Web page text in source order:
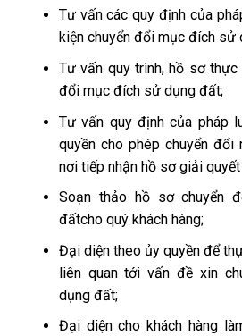
Tư vấn các quy định của
kiện chuyển đổi mục đích sử
Tư vấn quy trình, hồ sơ
đổi mục đích sử dụng đất;
Tư vấn quy định của pháp
quyền cho phép chuyển
nơi tiếp nhận hồ sơ giải
Soạn thảo hồ sơ chuyển
đấtcho quý khách hàng;
Đại diện theo ủy quyền để
liên quan tới vấn đề xin
dụng đất;
Đại diện cho khách hàng